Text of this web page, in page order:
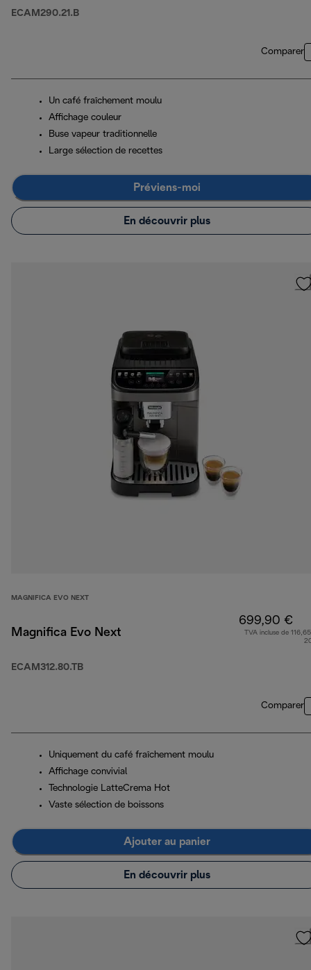
ECAM290.21.B
Comparer
Un café fraîchement moulu
Affichage couleur
Buse vapeur traditionnelle
Large sélection de recettes
Préviens-moi
En découvrir plus
MAGNIFICA EVO NEXT
Magnifica Evo Next
ECAM312.80.TB
699,90 €
TVA incluse de
Comparer
Uniquement du café fraîchement moulu
Affichage convivial
Technologie LatteCrema Hot
Vaste sélection de boissons
Ajouter au panier
En découvrir plus